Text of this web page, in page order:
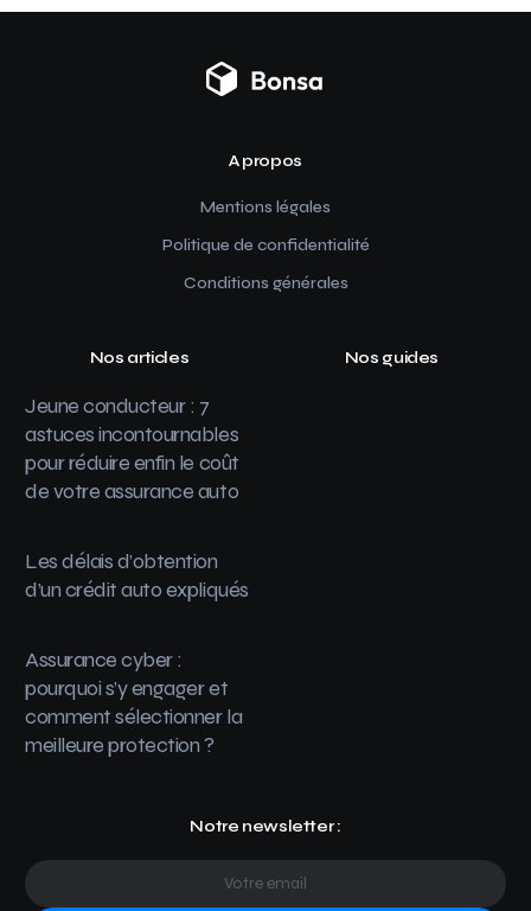
A propos
Mentions légales
Politique de confidentialité
Conditions générales
Nos articles
Jeune conducteur : 7
astuces incontournables
pour réduire enfin le coût
de votre assurance auto
Les délais d’obtention
d’un crédit auto expliqués
Assurance cyber :
pourquoi s’y engager et
comment sélectionner la
meilleure protection ?
Nos guides
Notre newsletter :